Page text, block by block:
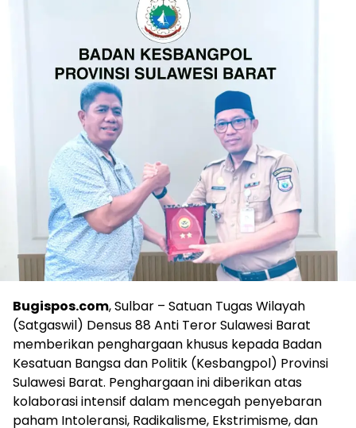
Bugispos.com, Sulbar – Satuan Tugas Wilayah
(Satgaswil) Densus 88 Anti Teror Sulawesi Barat
memberikan penghargaan khusus kepada Badan
Kesatuan Bangsa dan Politik (Kesbangpol) Provinsi
Sulawesi Barat. Penghargaan ini diberikan atas
kolaborasi intensif dalam mencegah penyebaran
paham Intoleransi, Radikalisme, Ekstrimisme, dan